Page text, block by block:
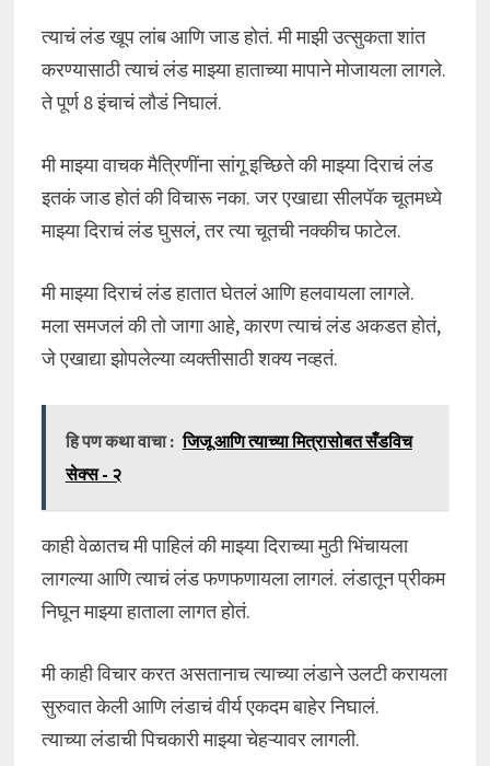
त्याचं लंड खूप लांब आणि जाड होतं. मी माझी उत्सुकता शांत
करण्यासाठी त्याचं लंड माझ्या हाताच्या मापाने मोजायला लागले.
ते पूर्ण 8 इंचाचं लौडं निघालं.
मी माझ्या वाचक मैत्रिणींना सांगू इच्छिते की माझ्या दिराचं लंड
इतकं जाड होतं की विचारू नका. जर एखाद्या सीलपॅक चूतमध्ये
माझ्या दिराचं लंड घुसलं, तर त्या चूतची नक्कीच फाटेल.
मी माझ्या दिराचं लंड हातात घेतलं आणि हलवायला लागले.
मला समजलं की तो जागा आहे, कारण त्याचं लंड अकडत होतं,
जे एखाद्या झोपलेल्या व्यक्तीसाठी शक्य नव्हतं.
हि पण कथा वाचा : जिजू आणि त्याच्या मित्रासोबत सँडविच
सेक्स - २
काही वेळातच मी पाहिलं की माझ्या दिराच्या मुठी भिंचायला
लागल्या आणि त्याचं लंड फणफणायला लागलं. लंडातून प्रीकम
निघून माझ्या हाताला लागत होतं.
मी काही विचार करत असतानाच त्याच्या लंडाने उलटी करायला
सुरुवात केली आणि लंडाचं वीर्य एकदम बाहेर निघालं.
त्याच्या लंडाची पिचकारी माझ्या चेहऱ्यावर लागली.